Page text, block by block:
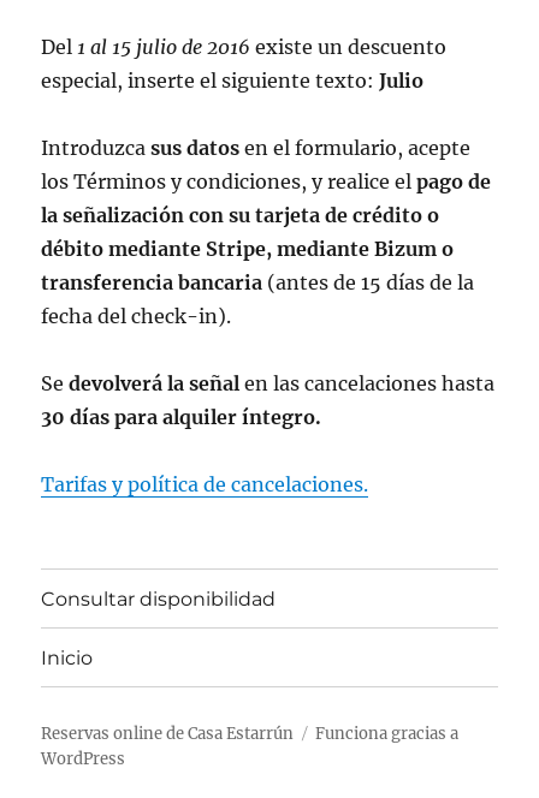
Del1 al 15 julio de 2016 existe un descuento
especial, inserte el siguiente texto:Julio
Introduzcasus datos en el formulario, acepte
los Términos y condiciones, y realice elpago de
la señalización con su tarjeta de crédito o
débito mediante Stripe, mediante Bizum o
transferencia bancaria (antes de 15 días de la
fecha del check-in).
Sedevolverá la señal en las cancelaciones hasta
30 días para alquiler íntegro.
Tarifas y política de cancelaciones.
Consultar disponibilidad
Inicio
Reservas online de Casa Estarrún
Funciona gracias a
WordPress